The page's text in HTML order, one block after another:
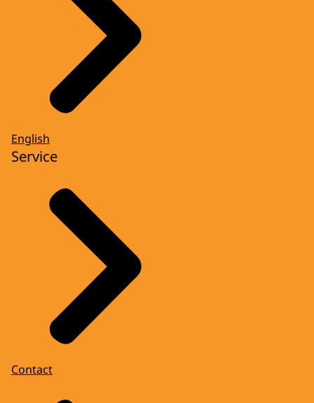
English
Service
Contact